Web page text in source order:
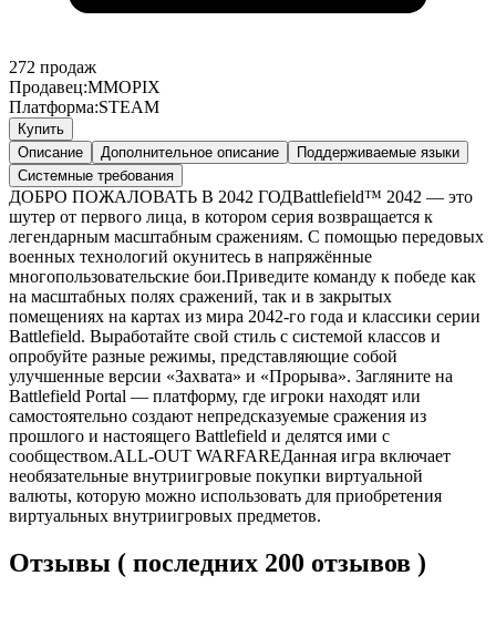
272 продаж
Продавец:MMOPIX
Платформа:STEAM
Купить
Описание
Дополнительное описание
Поддерживаемые языки
Системные требования
ДОБРО ПОЖАЛОВАТЬ В 2042 ГОДBattlefield™ 2042 — это
шутер от первого лица, в котором серия возвращается к
легендарным масштабным сражениям. С помощью передовых
военных технологий окунитесь в напряжённые
многопользовательские бои.Приведите команду к победе как
на масштабных полях сражений, так и в закрытых
помещениях на картах из мира 2042-го года и классики серии
Battlefield. Выработайте свой стиль с системой классов и
опробуйте разные режимы, представляющие собой
улучшенные версии «Захвата» и «Прорыва». Загляните на
Battlefield Portal — платформу, где игроки находят или
самостоятельно создают непредсказуемые сражения из
прошлого и настоящего Battlefield и делятся ими с
сообществом.ALL-OUT WARFAREДанная игра включает
необязательные внутриигровые покупки виртуальной
валюты, которую можно использовать для приобретения
виртуальных внутриигровых предметов.
Отзывы ( последних 200 отзывов )